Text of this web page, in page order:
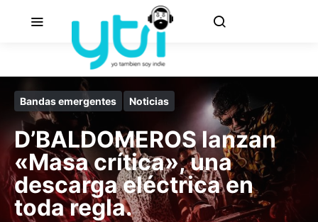
Bandas emergentes Noticias
D’BALDOMEROS lanzan
«Masa crítica», una
descarga eléctrica en
toda regla.